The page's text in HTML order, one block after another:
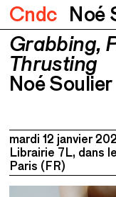
Cndc Noé
Grabbing,
Noé Soulier
Grabbing,
Thrusting
Noé Soulier
mardi 12 janvier
Librairie 7L, dans
Paris (FR)